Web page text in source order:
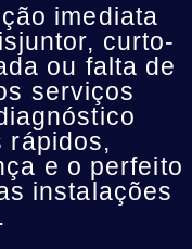
imediata
curto-
ou falta de
serviços
rápidos,
e o perfeito
instalações